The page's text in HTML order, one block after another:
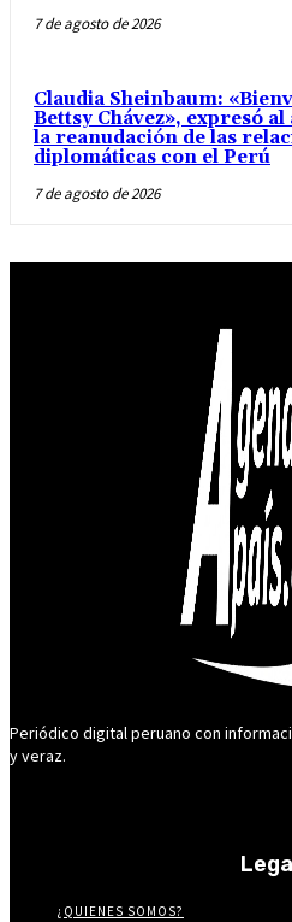
7 de agosto de 2026
Claudia Sheinbaum:
Bettsy Chávez», expresó
la reanudación de las
diplomáticas con el Perú
7 de agosto de 2026
Periódico digital peruano con
y veraz.
¿QUIENES SOMOS?